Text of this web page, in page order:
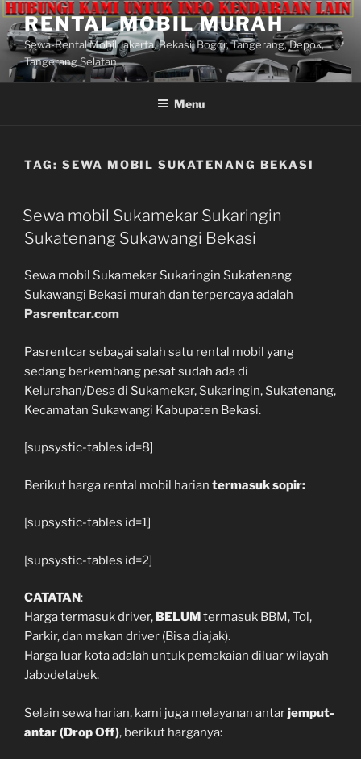
Lompat
ke
konten
RENTAL MOBIL MURAH
Sewa-Rental Mobil Jakarta, Bekasi, Bogor, Tangerang, Depok,
Tangerang Selatan
Menu
TAG: SEWA MOBIL SUKATENANG BEKASI
Sewa mobil Sukamekar Sukaringin
Sukatenang Sukawangi Bekasi
Sewa mobil Sukamekar Sukaringin Sukatenang
Sukawangi Bekasi murah dan terpercaya adalah
Pasrentcar.com
Pasrentcar sebagai salah satu rental mobil yang
sedang berkembang pesat sudah ada di
Kelurahan/Desa di Sukamekar, Sukaringin, Sukatenang,
Kecamatan Sukawangi Kabupaten Bekasi.
[supsystic-tables id=8]
Berikut harga rental mobil harian termasuk sopir:
[supsystic-tables id=1]
[supsystic-tables id=2]
CATATAN:
Harga termasuk driver, BELUMtermasuk BBM, Tol,
Parkir, dan makan driver (Bisa diajak).
Harga luar kota adalah untuk pemakaian diluar wilayah
Jabodetabek.
Selain sewa harian, kami juga melayanan antarjemput-
antar (Drop Off), berikut harganya: